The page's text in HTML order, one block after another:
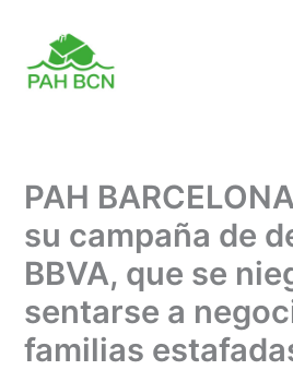
content
PAH
su campaña de
BBVA, que se
sentarse a
familias